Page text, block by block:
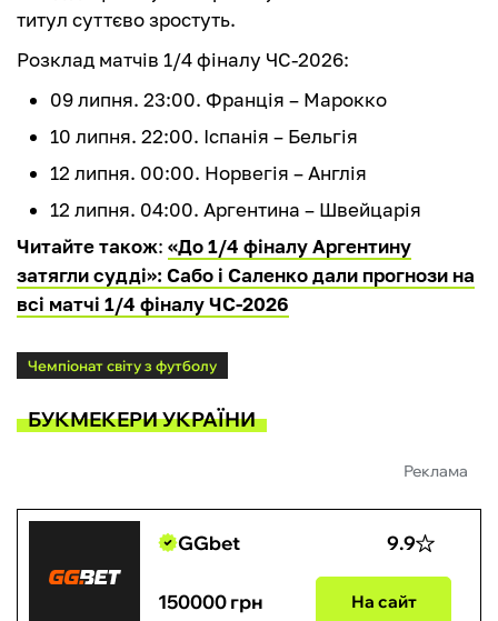
титул суттєво зростуть.
Розклад матчів 1/4 фіналу ЧС-2026:
09 липня. 23:00. Франція – Марокко
10 липня. 22:00. Іспанія – Бельгія
12 липня. 00:00. Норвегія – Англія
12 липня. 04:00. Аргентина – Швейцарія
Читайте також: «До 1/4 фіналу Аргентину
затягли судді»: Сабо і Саленко дали прогнози на
всі матчі 1/4 фіналу ЧС-2026
Чемпіонат світу з футболу
БУКМЕКЕРИ УКРАЇНИ
Реклама
GGbet 9.9
150000 грн На сайт